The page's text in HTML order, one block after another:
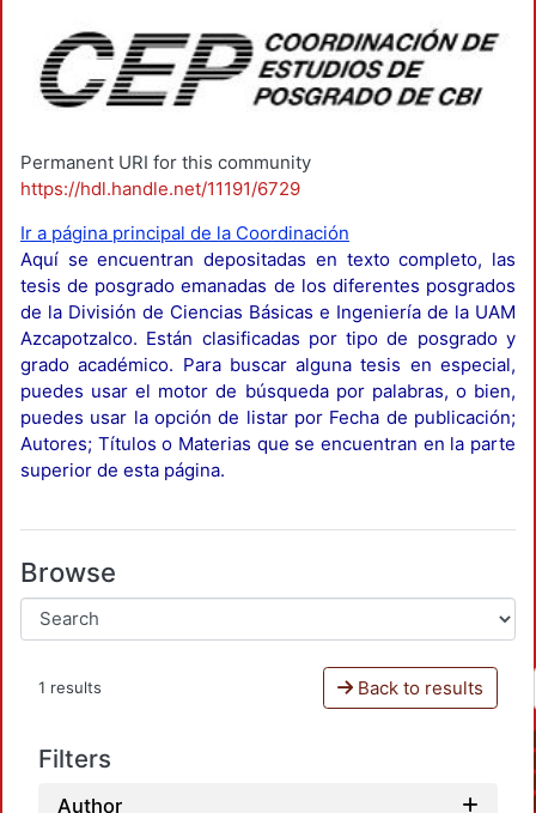
Permanent URI for this community
https://hdl.handle.net/11191/6729
Ir a página principal de la Coordinación
Aquí se encuentran depositadas en texto completo, las
tesis de posgrado emanadas de los diferentes posgrados
de la División de Ciencias Básicas e Ingeniería de la UAM
Azcapotzalco. Están clasificadas por tipo de posgrado y
grado académico. Para buscar alguna tesis en especial,
puedes usar el motor de búsqueda por palabras, o bien,
puedes usar la opción de listar por Fecha de publicación;
Autores; Títulos o Materias que se encuentran en la parte
superior de esta página.
Browse
1 results Back to results
Filters
Author